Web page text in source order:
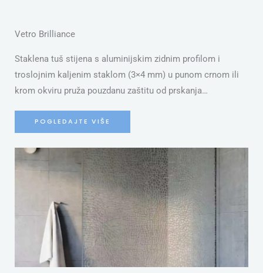
Vetro Brilliance
Staklena tuš stijena s aluminijskim zidnim profilom i
troslojnim kaljenim staklom (3×4 mm) u punom crnom ili
krom okviru pruža pouzdanu zaštitu od prskanja…
POGLEDAJTE VIŠE